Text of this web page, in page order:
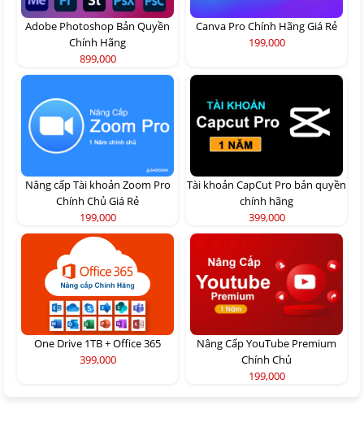
Adobe Photoshop Bản Quyền
Chính Hãng
899,000
Canva Pro Chính Hãng Giá Rẻ
199,000
Nâng cấp Tài khoản Zoom Pro
Chính Chủ Giá Rẻ
199,000
Tài khoản CapCut Pro bản quyền
chính hãng
399,000
One Drive 1TB + Office 365
399,000
Nâng Cấp YouTube Premium
Chính Chủ
199,000